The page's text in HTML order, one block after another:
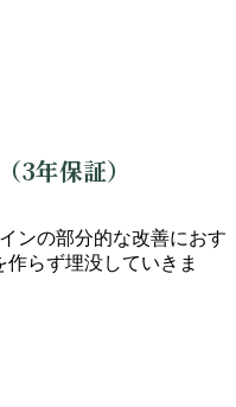
3年保証）
ンの部分的な改善におす
らず埋没していきま